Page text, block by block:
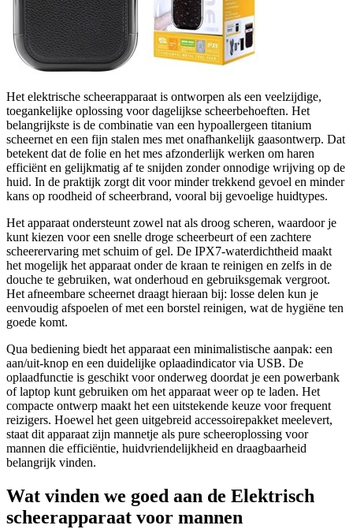
Het elektrische scheerapparaat is ontworpen als een veelzijdige,
toegankelijke oplossing voor dagelijkse scheerbehoeften. Het
belangrijkste is de combinatie van een hypoallergeen titanium
scheernet en een fijn stalen mes met onafhankelijk gaasontwerp. Dat
betekent dat de folie en het mes afzonderlijk werken om haren
efficiënt en gelijkmatig af te snijden zonder onnodige wrijving op de
huid. In de praktijk zorgt dit voor minder trekkend gevoel en minder
kans op roodheid of scheerbrand, vooral bij gevoelige huidtypes.
Het apparaat ondersteunt zowel nat als droog scheren, waardoor je
kunt kiezen voor een snelle droge scheerbeurt of een zachtere
scheerervaring met schuim of gel. De IPX7-waterdichtheid maakt
het mogelijk het apparaat onder de kraan te reinigen en zelfs in de
douche te gebruiken, wat onderhoud en gebruiksgemak vergroot.
Het afneembare scheernet draagt hieraan bij: losse delen kun je
eenvoudig afspoelen of met een borstel reinigen, wat de hygiëne ten
goede komt.
Qua bediening biedt het apparaat een minimalistische aanpak: een
aan/uit-knop en een duidelijke oplaadindicator via USB. De
oplaadfunctie is geschikt voor onderweg doordat je een powerbank
of laptop kunt gebruiken om het apparaat weer op te laden. Het
compacte ontwerp maakt het een uitstekende keuze voor frequent
reizigers. Hoewel het geen uitgebreid accessoirepakket meelevert,
staat dit apparaat zijn mannetje als pure scheeroplossing voor
mannen die efficiëntie, huidvriendelijkheid en draagbaarheid
belangrijk vinden.
Wat vinden we goed aan de Elektrisch
scheerapparaat voor mannen